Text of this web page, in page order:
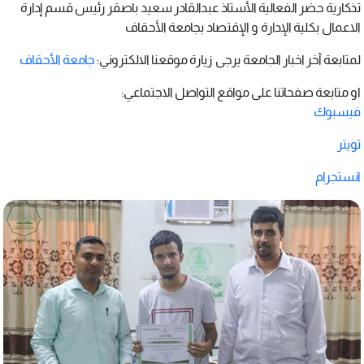
تذكارية حضر الفعالية الأستاذ عبدالقادر سعيد باصقر رئيس قسم إدارة
الاعمال بكلية الإدارة و الإقتصاد بجامعة الأحقاف
لمتابعة آخر اخبار الجامعة يرجى زيارة موقعنا الالكتروني: جامعة الأحقاف
او متابعة صفحاتنا على مواقع التواصل الاجتماعي:
فيسبوك
تويتر
انستجرام